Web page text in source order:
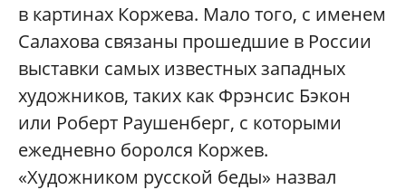
в картинах Коржева. Мало того, с именем
Салахова связаны прошедшие в России
выставки самых известных западных
художников, таких как Фрэнсис Бэкон
или Роберт Раушенберг, с которыми
ежедневно боролся Коржев.
«Художником русской беды» назвал